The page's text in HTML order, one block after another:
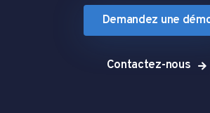
Demandez une
Contactez-nous